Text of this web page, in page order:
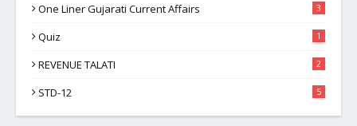
One Liner Gujarati Current Affairs 3
Quiz 1
REVENUE TALATI 2
STD-12 5